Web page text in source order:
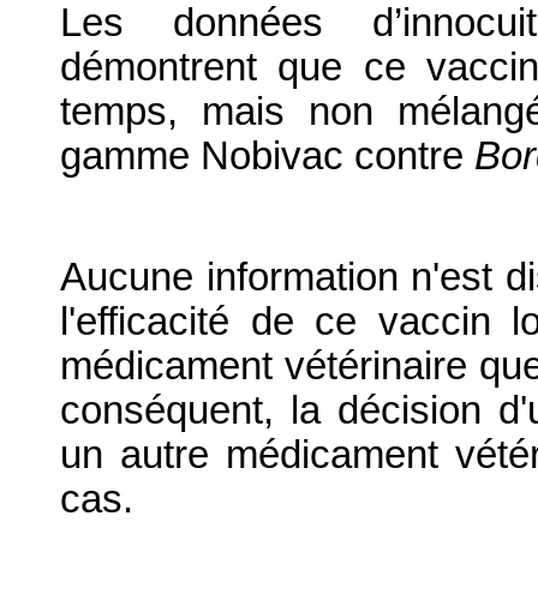
Les données
démontrent que ce
temps, mais non
gamme Nobivac contre
Aucune information n'est
l'efficacité de ce vaccin
médicament vétérinaire
conséquent, la décision
un autre médicament
cas.